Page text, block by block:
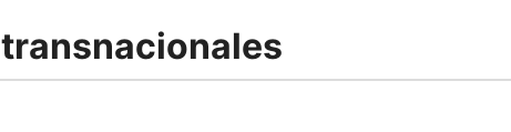
transnacionales